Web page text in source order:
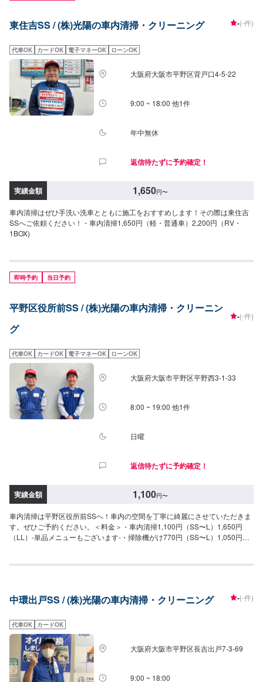
東住吉SS / (株)光陽の車内清掃・クリーニング -(-件)
代車OK カードOK 電子マネーOK ローンOK
大阪府大阪市平野区背戸口4-5-22
9:00 ~ 18:00 他1件
年中無休
返信待たずに予約確定！
実績金額 1,650円〜
車内清掃はぜひ手洗い洗車とともに施工をおすすめします！その際は東住吉
SSへご依頼ください！・車内清掃1,650円（軽・普通車）2,200円（RV・
1BOX)
即時予約 当日予約
平野区役所前SS / (株)光陽の車内清掃・クリーニン
グ
-(-件)
代車OK カードOK 電子マネーOK ローンOK
大阪府大阪市平野区平野西3-1-33
8:00 ~ 19:00 他1件
日曜
返信待たずに予約確定！
実績金額 1,100円〜
車内清掃は平野区役所前SSへ！車内の空間を丁寧に綺麗にさせていただきま
す。ぜひご予約ください。＜料金＞・車内清掃1,100円（SS〜L）1,650円
（LL）-単品メニューもございます-・掃除機がけ770円（SS〜L）1,050円
中環出戸SS / (株)光陽の車内清掃・クリーニング -(-件)
代車OK カードOK
大阪府大阪市平野区長吉出戸7-3-69
9:00 ~ 18:00